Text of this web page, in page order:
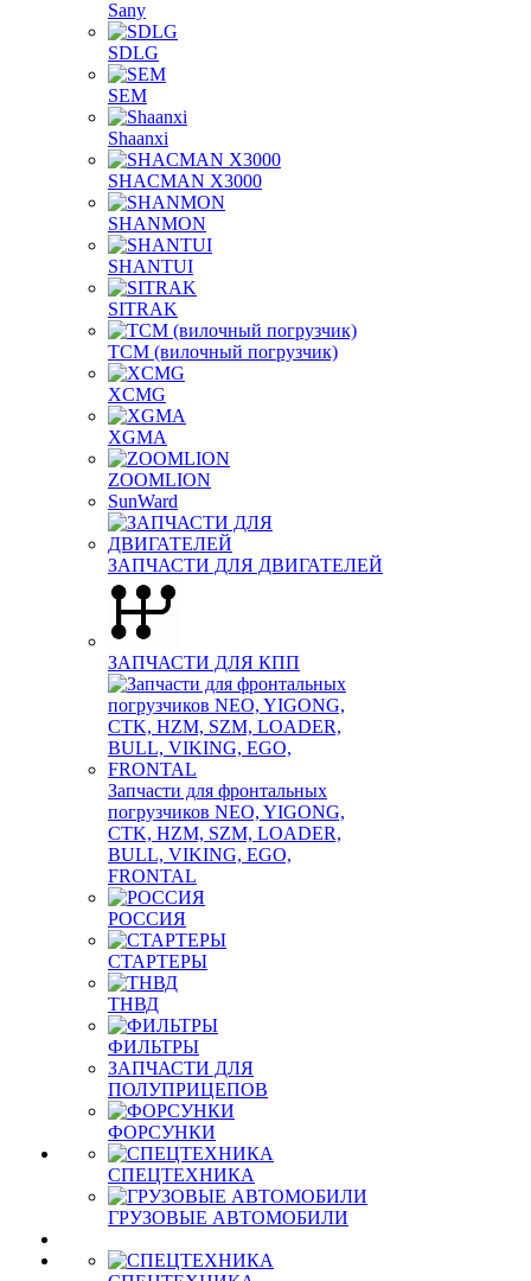
Sany
SDLG
SEM
Shaanxi
SHACMAN X3000
SHANMON
SHANTUI
SITRAK
TCM (вилочный погрузчик)
XCMG
XGMA
ZOOMLION
SunWard
ЗАПЧАСТИ ДЛЯ ДВИГАТЕЛЕЙ
ЗАПЧАСТИ ДЛЯ КПП
Запчасти для фронтальных
погрузчиков NEO, YIGONG,
CTK, HZM, SZM, LOADER,
BULL, VIKING, EGO,
FRONTAL
РОССИЯ
СТАРТЕРЫ
ТНВД
ФИЛЬТРЫ
ЗАПЧАСТИ ДЛЯ
ПОЛУПРИЦЕПОВ
ФОРСУНКИ
СПЕЦТЕХНИКА
ГРУЗОВЫЕ АВТОМОБИЛИ